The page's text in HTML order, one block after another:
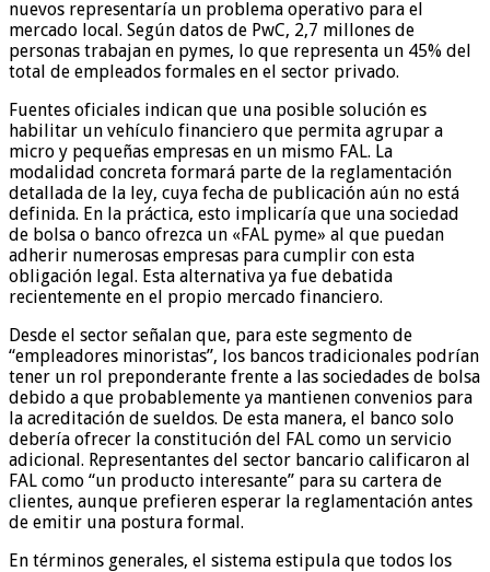
nuevos representaría un problema operativo para el
mercado local. Según datos de PwC, 2,7 millones de
personas trabajan en pymes, lo que representa un 45% del
total de empleados formales en el sector privado.
Fuentes oficiales indican que una posible solución es
habilitar un vehículo financiero que permita agrupar a
micro y pequeñas empresas en un mismo FAL. La
modalidad concreta formará parte de la reglamentación
detallada de la ley, cuya fecha de publicación aún no está
definida. En la práctica, esto implicaría que una sociedad
de bolsa o banco ofrezca un «FAL pyme» al que puedan
adherir numerosas empresas para cumplir con esta
obligación legal. Esta alternativa ya fue debatida
recientemente en el propio mercado financiero.
Desde el sector señalan que, para este segmento de
“empleadores minoristas”, los bancos tradicionales podrían
tener un rol preponderante frente a las sociedades de bolsa
debido a que probablemente ya mantienen convenios para
la acreditación de sueldos. De esta manera, el banco solo
debería ofrecer la constitución del FAL como un servicio
adicional. Representantes del sector bancario calificaron al
FAL como “un producto interesante” para su cartera de
clientes, aunque prefieren esperar la reglamentación antes
de emitir una postura formal.
En términos generales, el sistema estipula que todos los